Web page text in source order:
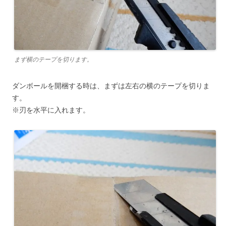
まず横のテープを切ります。
ダンボールを開梱する時は、まずは左右の横のテープを切りま
す。
※刃を水平に入れます。